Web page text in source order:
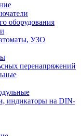
оборудования
УЗО
перенапряжений
индикаторы на DIN-